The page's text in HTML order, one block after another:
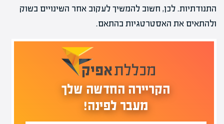
התנודתיות. לכן, חשוב להמשיך לעקוב אחר השינויים בשוק
ולהתאים את האסטרטגיות בהתאם.
הקריירה החדשה שלך
מעבר לפינה!